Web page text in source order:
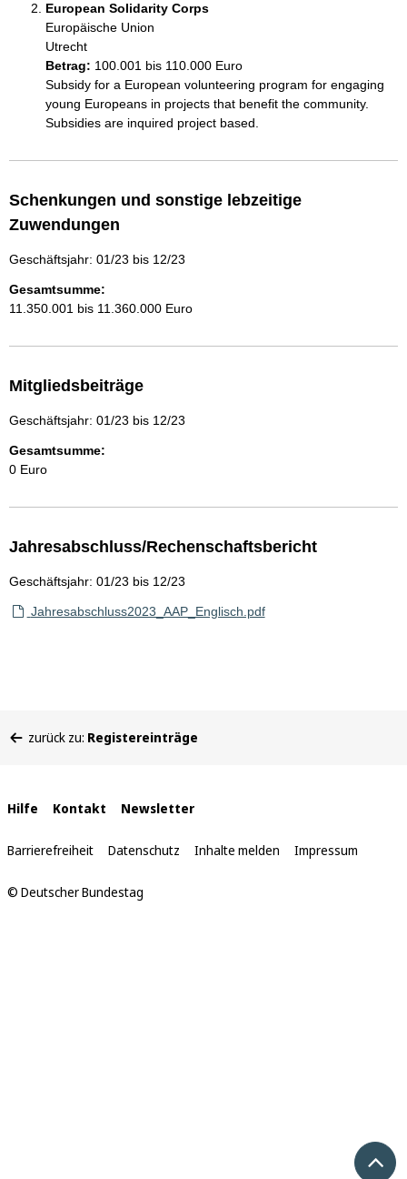
European Solidarity Corps
Europäische Union
Utrecht
Betrag: 100.001 bis 110.000 Euro
Subsidy for a European volunteering program for engaging
young Europeans in projects that benefit the community.
Subsidies are inquired project based.
Schenkungen und sonstige lebzeitige
Zuwendungen
Geschäftsjahr: 01/23 bis 12/23
Gesamtsumme:
11.350.001 bis 11.360.000 Euro
Mitgliedsbeiträge
Geschäftsjahr: 01/23 bis 12/23
Gesamtsumme:
0 Euro
Jahresabschluss/Rechenschaftsbericht
Geschäftsjahr: 01/23 bis 12/23
Jahresabschluss2023_AAP_Englisch.pdf
befinden
zurück zu: Registereinträge
Interne
Links
Hilfe Kontakt Newsletter
Barrierefreiheit Datenschutz Inhalte melden Impressum
© Deutscher Bundestag